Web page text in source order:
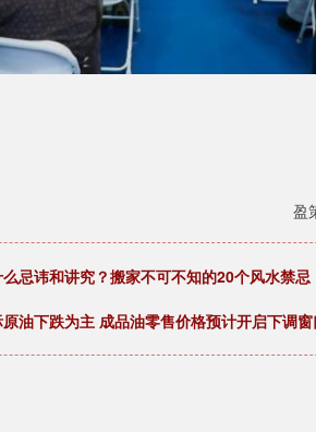
盈
忌讳和讲究？搬家不可不知的20个风水禁忌
油下跌为主 成品油零售价格预计开启下调窗